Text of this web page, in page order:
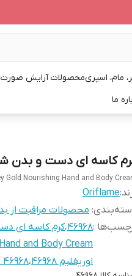
مام، اسپریمحصولات آرایش صورت
ما
کاسه ای دست و بدن
Gold Nourishing Hand and Body
Oriflame
: محصولات مراقبت از
:
46968،کرم کاسه ای
and Body Cream
اوریفلیم 46968
،